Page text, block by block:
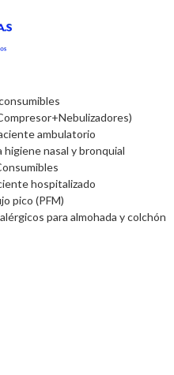
ambulatorio
nasal y bronquial
hospitalizado
pico (PFM)
para almohada y colchón